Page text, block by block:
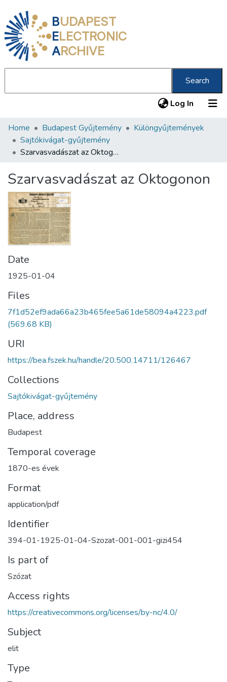
BUDAPEST
ELECTRONIC
ARCHIVE
Search
Log In (current)
Communities & Collections
All of DSpace
About us
Home Budapest Gyűjtemény
Különgyűjtemények
Sajtókivágat-gyűjtemény
Szarvasvadászat az Oktogonon
Szarvasvadászat az Oktogonon
Date
1925-01-04
Files
7f1d52ef9ada66a23b465fee5a61de58094a4223.pdf
(569.68 KB)
URI
https://bea.fszek.hu/handle/20.500.14711/126467
Collections
Sajtókivágat-gyűjtemény
Place, address
Budapest
Temporal coverage
1870-es évek
Format
application/pdf
Identifier
394-01-1925-01-04-Szozat-001-001-gizi454
Is part of
Szózat
Access rights
https://creativecommons.org/licenses/by-nc/4.0/
Subject
elit
Type